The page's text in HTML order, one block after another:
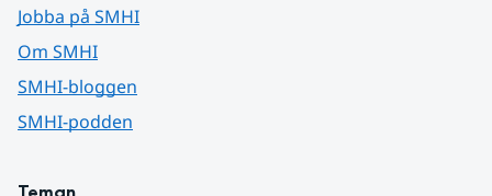
Jobba på SMHI
Om SMHI
SMHI-bloggen
SMHI-podden